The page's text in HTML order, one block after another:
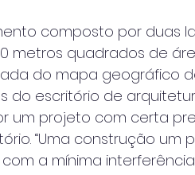
composto por duas
metros quadrados de
do mapa geográfico
do escritório de
um projeto com certa
“Uma construção um
a mínima